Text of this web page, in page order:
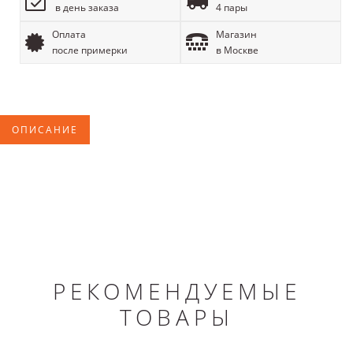
в день заказа
4 пары
Оплата
после примерки
Магазин
в Москве
ОПИСАНИЕ
РЕКОМЕНДУЕМЫЕ
ТОВАРЫ